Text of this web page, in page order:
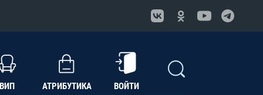
ВИП АТРИБУТИКА ВОЙТИ